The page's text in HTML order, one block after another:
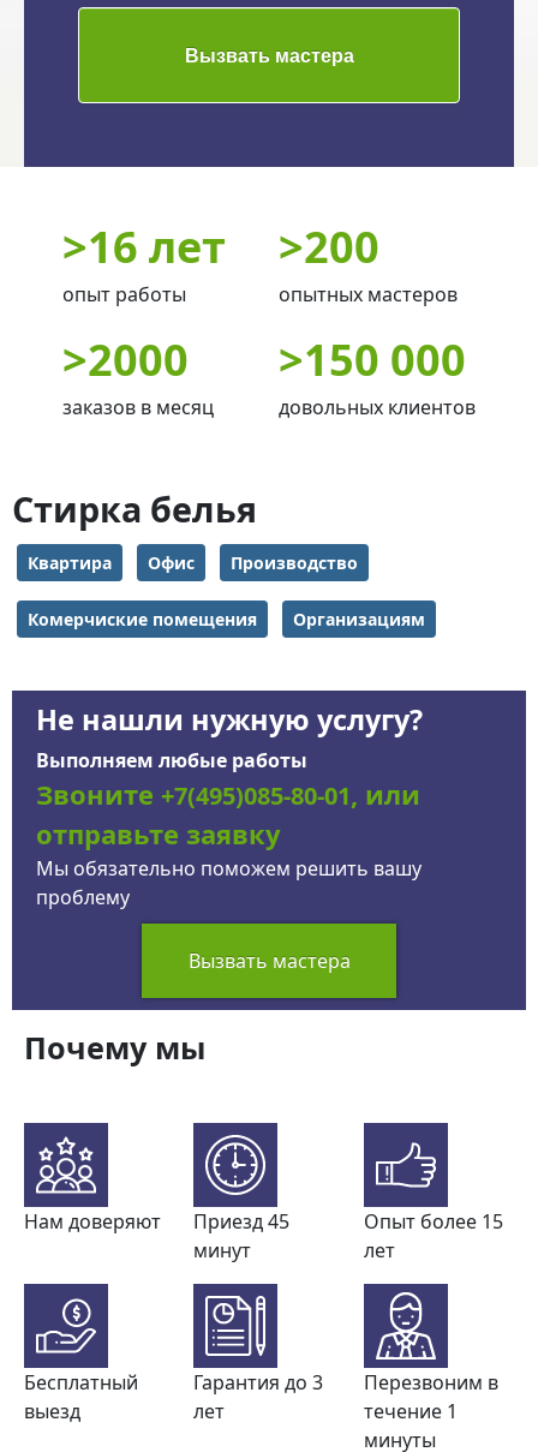
Вызвать мастера
>16 лет
опыт работы
>200
опытных мастеров
>2000
заказов в месяц
>150 000
довольных клиентов
Стирка белья
Квартира Офис Производство
Комерчиские помещения Организациям
Не нашли нужную услугу?
Выполняем любые работы
Звоните +7(495)085-80-01, или
отправьте заявку
Мы обязательно поможем решить вашу
проблему
Вызвать мастера
Почему мы
Нам доверяют
Приезд 45
минут
Опыт более 15
лет
Бесплатный
выезд
Гарантия до 3
лет
Перезвоним в
течение 1
минуты